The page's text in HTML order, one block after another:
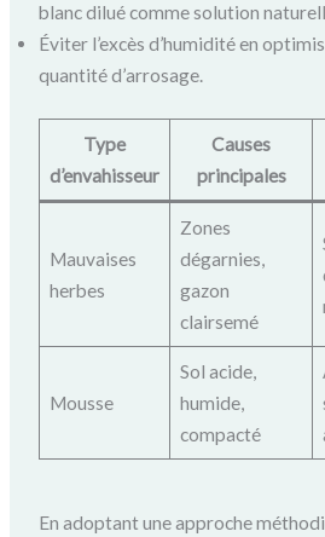
blanc dilué comme solution
Éviter l’excès d’humidité en
quantité d’arrosage.
Type
d’envahisseur
Causes
principales
Mauvaises
herbes
Zones
dégarnies,
gazon
clairsemé
Mousse
Sol acide,
humide,
compacté
En adoptant une approche